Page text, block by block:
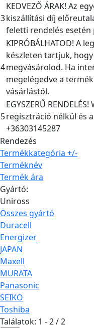
3
KEDVEZŐ ÁRAK! Az
kiszállítási díj
feletti rendelés esetén
4
KIPRÓBÁLHATOD! A
készleten tartjuk,
megvásárolod. Ha
megelégedve a
vásárlástól.
5
EGYSZERŰ
regisztráció nélkül és
+36303145287
Rendezés
Termékkategória +/-
Terméknév
Termék ára
Gyártó:
Uniross
Összes gyártó
Duracell
Energizer
JAPAN
Maxell
MURATA
Panasonic
SEIKO
Toshiba
Találatok: 1 - 2 / 2